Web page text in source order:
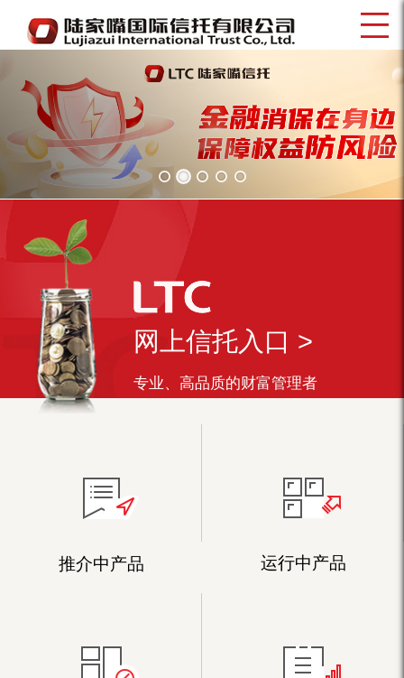
网上信托入口 >
专业、高品质的财富管理者
推介中产品 运行中产品